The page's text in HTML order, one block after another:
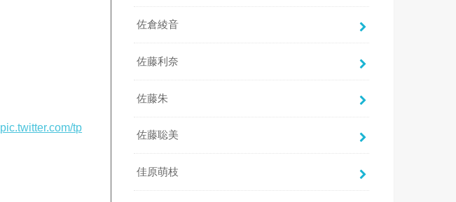
pic.twitter.com/tp
佐倉綾音
佐藤利奈
佐藤朱
佐藤聡美
佳原萌枝